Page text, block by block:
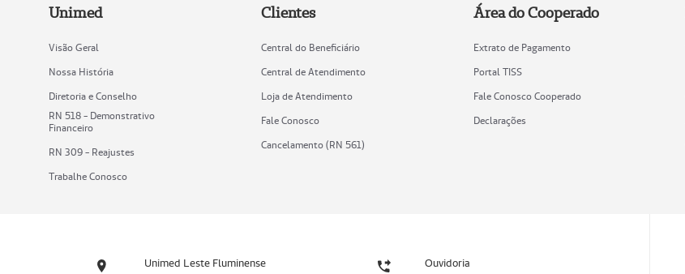
Unimed
Visão Geral
Nossa História
Diretoria e Conselho
RN 518 - Demonstrativo
Financeiro
RN 309 - Reajustes
Trabalhe Conosco
Clientes
Central do Beneficiário
Central de Atendimento
Loja de Atendimento
Fale Conosco
Cancelamento (RN 561)
Área do Cooperado
Extrato de Pagamento
Portal TISS
Fale Conosco Cooperado
Declarações
Unimed Leste Fluminense Ouvidoria